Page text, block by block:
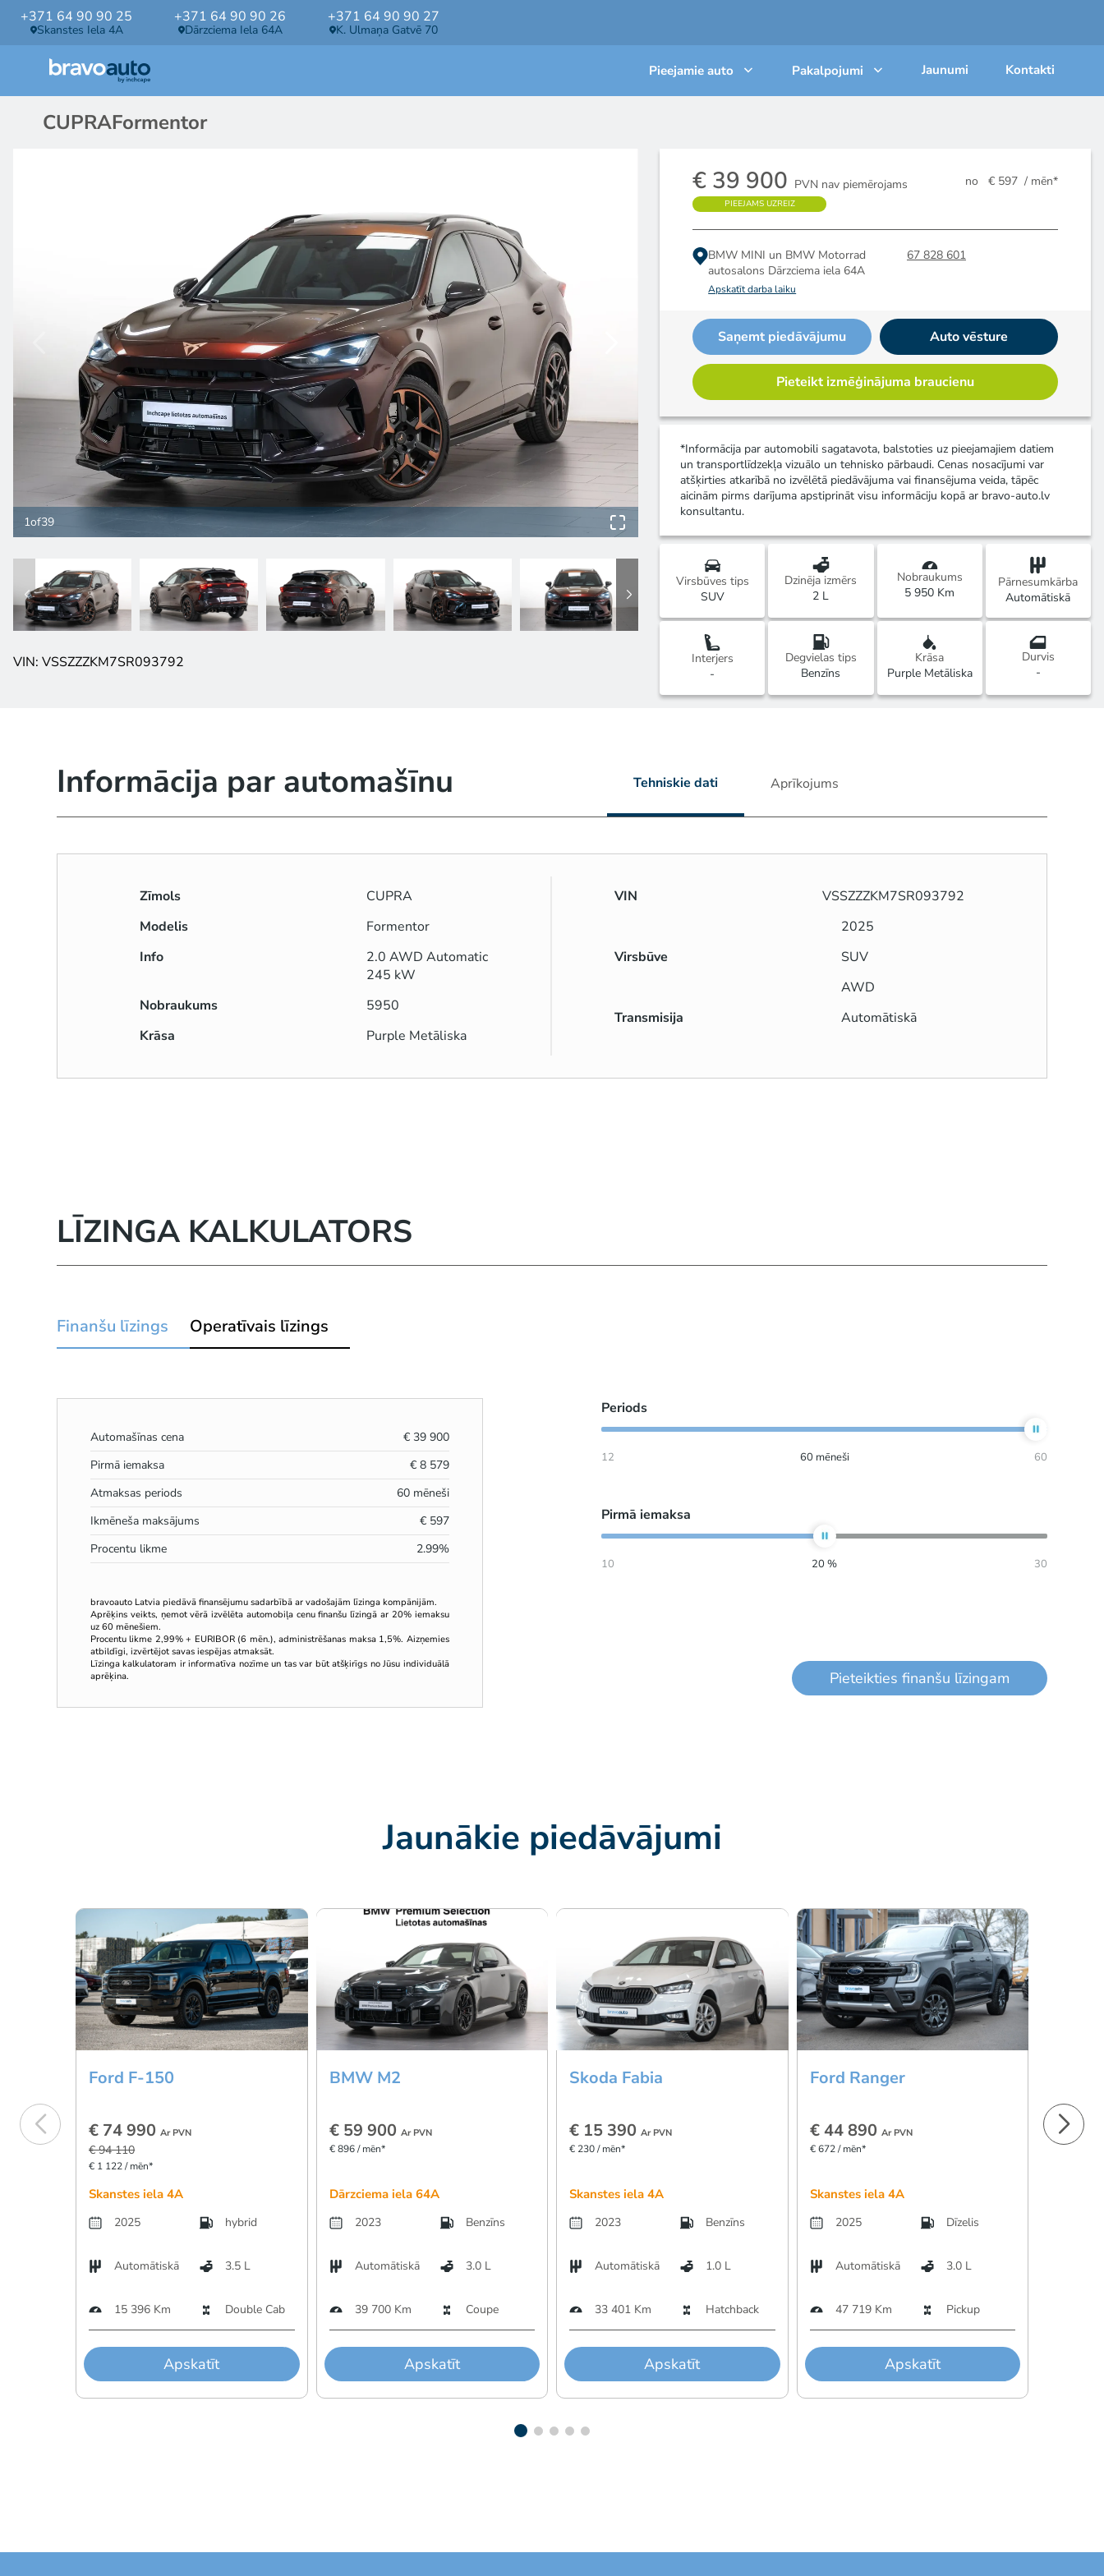
+371 64 90 90 25
Skanstes Iela 4A
+371 64 90 90 26
Dārzciema Iela 64A
+371 64 90 90 27
K. Ulmaņa Gatvē 70
Pieejamie auto Pakalpojumi Jaunumi Kontakti
CUPRAFormentor
1of39
VIN: VSSZZZKM7SR093792
€ 39 900 PVN nav piemērojams no € 597 / mēn*
PIEEJAMS UZREIZ
BMW MINI un BMW Motorrad
autosalons Dārzciema iela 64A
Apskatīt darba laiku
67 828 601
Saņemt piedāvājumu Auto vēsture
Pieteikt izmēģinājuma braucienu
*Informācija par automobili sagatavota, balstoties uz pieejamajiem datiem
un transportlīdzekļa vizuālo un tehnisko pārbaudi. Cenas nosacījumi var
atšķirties atkarībā no izvēlētā piedāvājuma vai finansējuma veida, tāpēc
aicinām pirms darījuma apstiprināt visu informāciju kopā ar bravo-auto.lv
konsultantu.
Virsbūves tips
SUV
Dzinēja izmērs
2 L
Nobraukums
5 950 Km
Pārnesumkārba
Automātiskā
Interjers
-
Degvielas tips
Benzīns
Krāsa
Purple Metāliska
Durvis
-
Informācija par automašīnu Tehniskie dati Aprīkojums
Zīmols
CUPRA
Modelis
Formentor
Info
2.0 AWD Automatic
245 kW
Nobraukums
5950
Krāsa
Purple Metāliska
VIN
VSSZZZKM7SR093792
2025
Virsbūve
SUV
AWD
Transmisija
Automātiskā
LĪZINGA KALKULATORS
Finanšu līzings Operatīvais līzings
Automašīnas cena € 39 900
Pirmā iemaksa
€ 8 579
Atmaksas periods
60mēneši
Ikmēneša maksājums
€ 597
Procentu likme
2.99%
bravoauto Latvia piedāvā finansējumu sadarbībā ar vadošajām līzinga kompānijām.
Aprēķins veikts, ņemot vērā izvēlēta automobiļa cenu finanšu līzingā ar 20% iemaksu
uz 60 mēnešiem.
Procentu likme 2,99% + EURIBOR (6 mēn.), administrēšanas maksa 1,5%. Aizņemies
atbildīgi, izvērtējot savas iespējas atmaksāt.
Līzinga kalkulatoram ir informatīva nozīme un tas var būt atšķirīgs no Jūsu individuālā
aprēķina.
Periods
12 60 mēneši 60
Pirmā iemaksa
10 20 % 30
Pieteikties finanšu līzingam
Jaunākie piedāvājumi
Ford F-150
€ 74 990Ar PVN
€ 94 110
€ 1 122 / mēn*
Skanstes iela 4A
2025 hybrid
Automātiskā 3.5 L
15 396 Km Double Cab
Apskatīt
BMW M2
€ 59 900 Ar PVN
€ 896 / mēn*
Dārzciema iela 64A
2023 Benzīns
Automātiskā 3.0 L
39 700 Km Coupe
Apskatīt
Skoda Fabia
€ 15 390Ar PVN
€ 230 / mēn*
Skanstes iela 4A
2023 Benzīns
Automātiskā 1.0 L
33 401 Km Hatchback
Apskatīt
Ford Ranger
€ 44 890 Ar PVN
€ 672 / mēn*
Skanstes iela 4A
2025 Dīzelis
Automātiskā 3.0 L
47 719 Km Pickup
Apskatīt
€ 44
€ 672 /